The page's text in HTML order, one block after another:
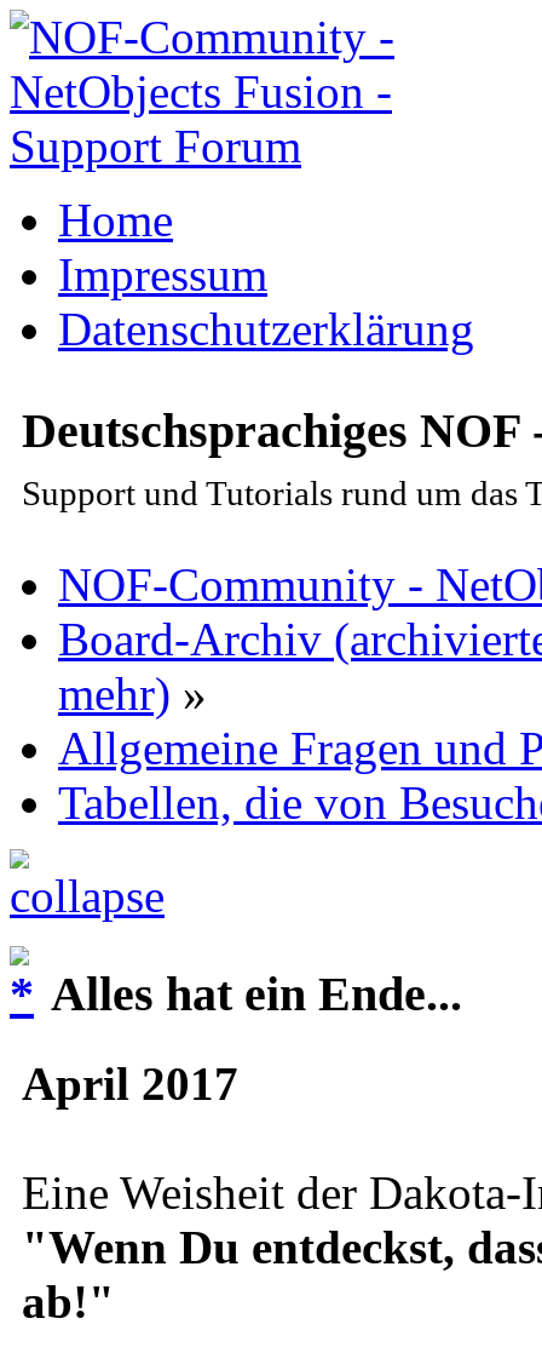
Home
Impressum
Datenschutzerklärung
Deutschsprachiges NOF
Support und Tutorials rund um das
NOF-Community -
Board-Archiv
mehr) »
Allgemeine Fragen und
Tabellen, die von
Alles hat ein Ende...
April 2017
Eine Weisheit der Dakota-
"Wenn Du entdeckst,
ab!"